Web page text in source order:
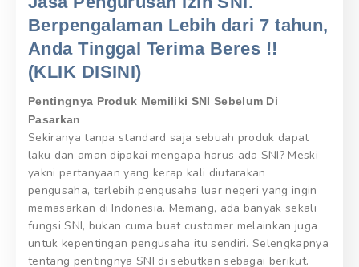
Berpengalaman Lebih dari 7 tahun,
Anda Tinggal Terima Beres !!
(KLIK DISINI)
Pentingnya Produk Memiliki SNI Sebelum Di
Pasarkan
Sekiranya tanpa standard saja sebuah produk dapat
laku dan aman dipakai mengapa harus ada SNI? Meski
yakni pertanyaan yang kerap kali diutarakan
pengusaha, terlebih pengusaha luar negeri yang ingin
memasarkan di Indonesia. Memang, ada banyak sekali
fungsi SNI, bukan cuma buat customer melainkan juga
untuk kepentingan pengusaha itu sendiri. Selengkapnya
tentang pentingnya SNI di sebutkan sebagai berikut.